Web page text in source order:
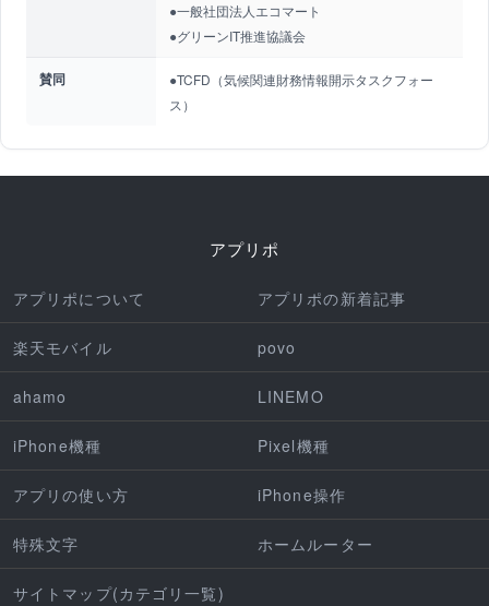
●一般社団法人エコマート
●グリーンIT推進協議会
賛同
●TCFD（気候関連財務情報開示タスクフォー
ス）
アプリポ
アプリポについて アプリポの新着記事
楽天モバイル povo
ahamo LINEMO
iPhone機種 Pixel機種
アプリの使い方 iPhone操作
特殊文字 ホームルーター
サイトマップ(カテゴリ一覧)